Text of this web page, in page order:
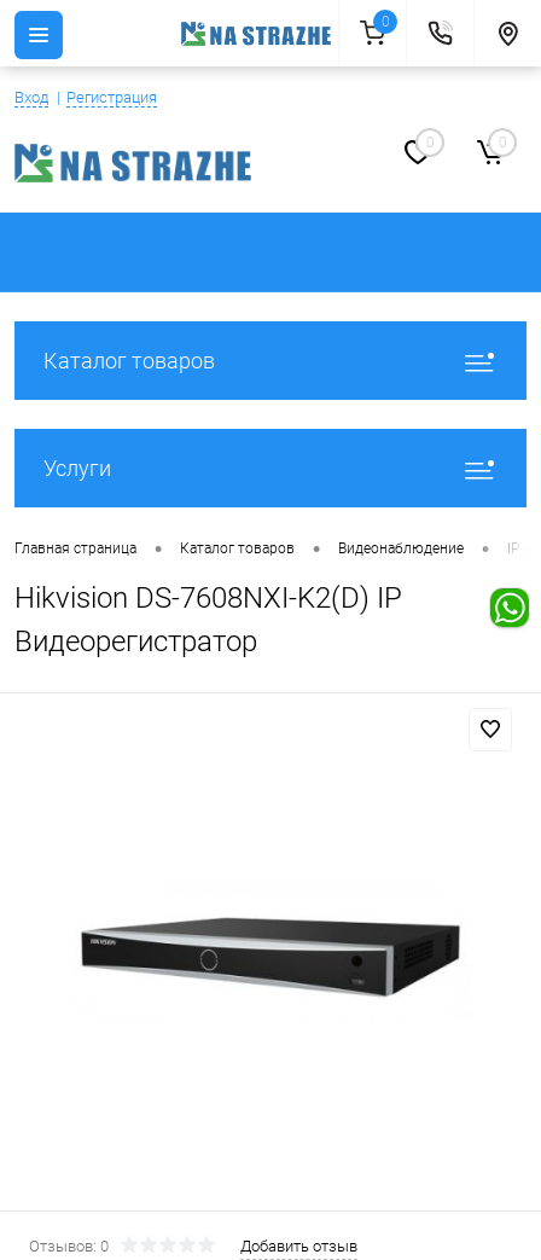
Вход Регистрация
0 0
Каталог товаров
Услуги
Главная страница • Каталог товаров • Видеонаблюдение • IP
Hikvision DS-7608NXI-K2(D) IP
Видеорегистратор
Отзывов: 0
Добавить отзыв
0